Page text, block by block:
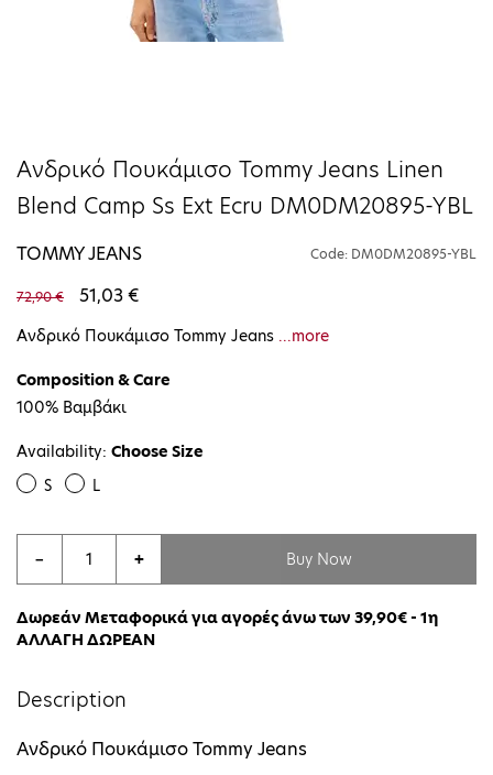
Ανδρικό Πουκάμισο Tommy Jeans Linen
Blend Camp Ss Ext Ecru DM0DM20895-YBL
TOMMY JEANS Code: DM0DM20895-YBL
72,90 € 51,03 €
Ανδρικό Πουκάμισο Tommy Jeans ...more
Composition & Care
100% Βαμβάκι
Availability: Choose Size
S L
− + Buy Now
Δωρεάν Μεταφορικά για αγορές άνω των 39,90€ - 1η
ΑΛΛΑΓΗ ΔΩΡΕΑΝ
Description
Ανδρικό Πουκάμισο Tommy Jeans